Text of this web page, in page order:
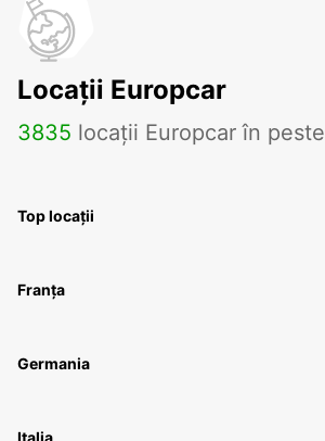
Locații Europcar
3835 locații Europcar în peste
Top locații
Franța
Germania